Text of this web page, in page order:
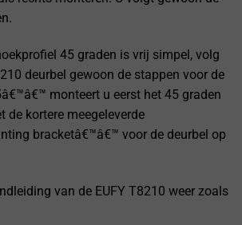
45 graden is vrij simpel, volg
deurbel gewoon de stappen voor de
monteert u eerst het 45 graden
de kortere meegeleverde
bracketâ€™â€™ voor de deurbel op
van de EUFY T8210 weer zoals